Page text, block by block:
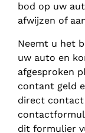
bod op uw
afwijzen of
Neemt u het
uw auto en
afgesproken
contant geld
direct contact
dit formulier